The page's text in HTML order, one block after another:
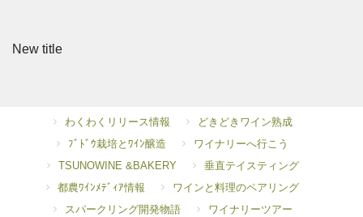
New title
わくわくリリース情報
どきどきワイン熟成
ﾌﾞﾄﾞｳ栽培とﾜｲﾝ醸造
ワイナリーへ行こう
TSUNOWINE &BAKERY
垂直テイスティング
都農ﾜｲﾝﾒﾃﾞｨｱ情報
ワインと料理のペアリング
スパークリング開発物語
ワイナリーツアー